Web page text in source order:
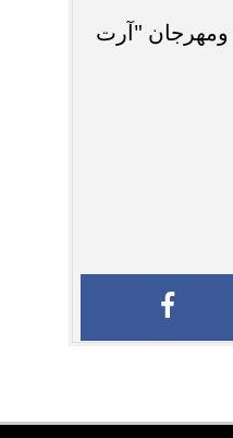
ومهرجان "آرت